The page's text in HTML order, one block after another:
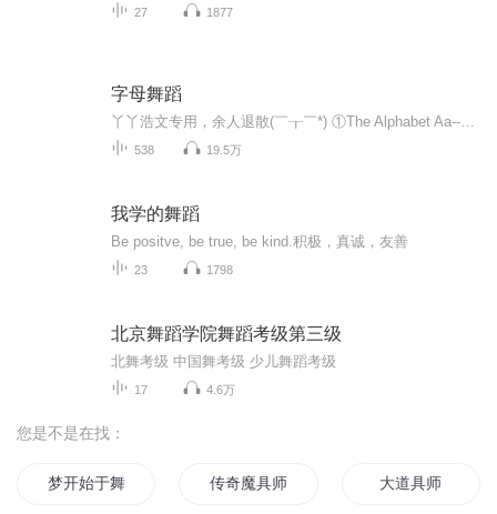
27 1877
字母舞蹈
538 19.5万
我学的舞蹈
Be positve, be true, be kind.积极，真诚，友善
23 1798
北京舞蹈学院舞蹈考级第三级
北舞考级 中国舞考级 少儿舞蹈考级
17 4.6万
您是不是在找：
梦开始于舞蹈 传奇魔具师 大道具师